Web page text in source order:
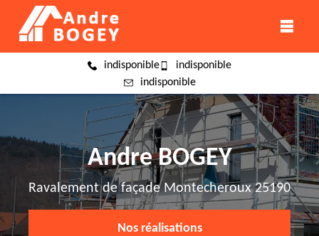
indisponible
indisponible
indisponible
Andre BOGEY
Ravalement de façade Montecheroux 25190
Nos réalisations